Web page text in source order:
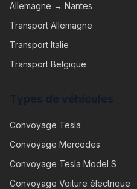
Allemagne → Nantes
Transport Allemagne
Transport Italie
Transport Belgique
Convoyage Tesla
Convoyage Mercedes
Convoyage Tesla Model S
Convoyage Voiture électrique